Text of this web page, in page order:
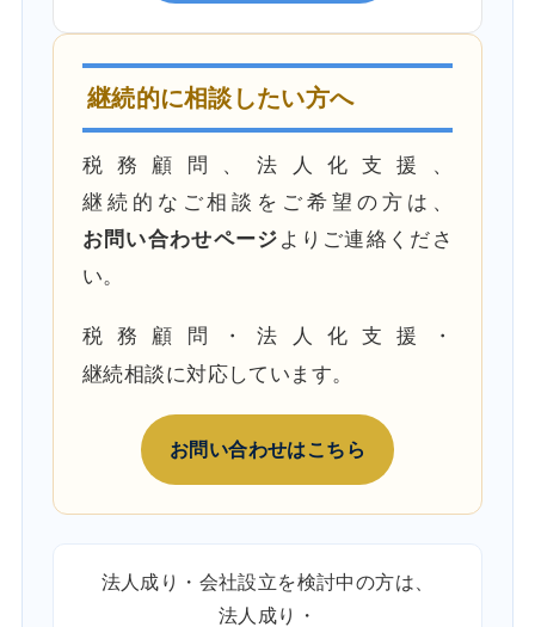
継続的に相談したい方へ
税務顧問、法人化支援、
継続的なご相談をご希望の方は、
お問い合わせページ よりご連絡くださ
い。
税務顧問・法人化支援・
継続相談に対応しています。
お問い合わせはこちら
法人成り・会社設立を検討中の方は、
法人成り・